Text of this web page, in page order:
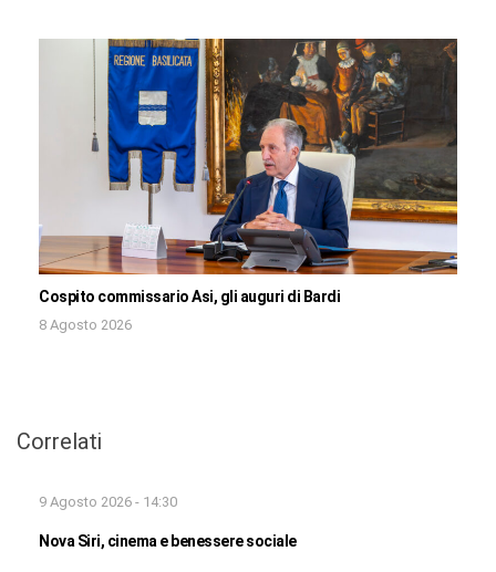
Cospito commissario Asi, gli auguri di Bardi
8 Agosto 2026
Correlati
9 Agosto 2026 - 14:30
Nova Siri, cinema e benessere sociale